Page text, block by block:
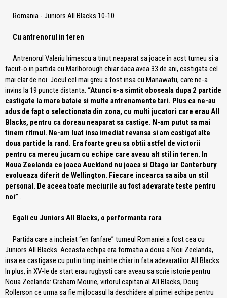
Romania - Juniors All Blacks 10-10
Cu antrenorul in teren
Antrenorul Valeriu Irimescu a tinut neaparat sa joace in acst turneu si a
facut-o in partida cu Marlborough chiar daca avea 33 de ani, castigata cel
mai clar de noi. Jocul cel mai greu a fost insa cu Manawatu, care ne-a
invins la 19 puncte distanta. “Atunci s-a simtit oboseala dupa 2 partide
castigate la mare bataie si multe antrenamente tari. Plus ca ne-au
adus de fapt o selectionata din zona, cu multi jucatori care erau All
Blacks, pentru ca doreau neaparat sa castige. N-am putut sa mai
tinem ritmul. Ne-am luat insa imediat revansa si am castigat alte
doua partide la rand. Era foarte greu sa obtii astfel de victorii
pentru ca mereu jucam cu echipe care aveau alt stil in teren. In
Noua Zeelanda ce joaca Auckland nu joaca si Otago iar Canterbury
evolueaza diferit de Wellington. Fiecare incearca sa aiba un stil
personal. De aceea toate meciurile au fost adevarate teste pentru
noi” .
Egali cu Juniors All Blacks, o performanta rara
Partida care a incheiat “en fanfare” turneul Romaniei a fost cea cu
Juniors All Blacks. Aceasta echipa era formatia a doua a Noii Zeelanda,
insa ea castigase cu putin timp inainte chiar in fata adevaratilor All Blacks.
In plus, in XV-le de start erau rugbysti care aveau sa scrie istorie pentru
Noua Zeelanda: Graham Mourie, viitorul capitan al All Blacks, Doug
Rollerson ce urma sa fie mijlocasul la deschidere al primei echipe pentru